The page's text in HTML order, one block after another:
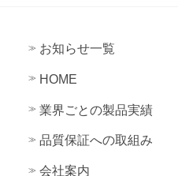
お知らせ一覧
HOME
業界ごとの製品実績
品質保証への取組み
会社案内